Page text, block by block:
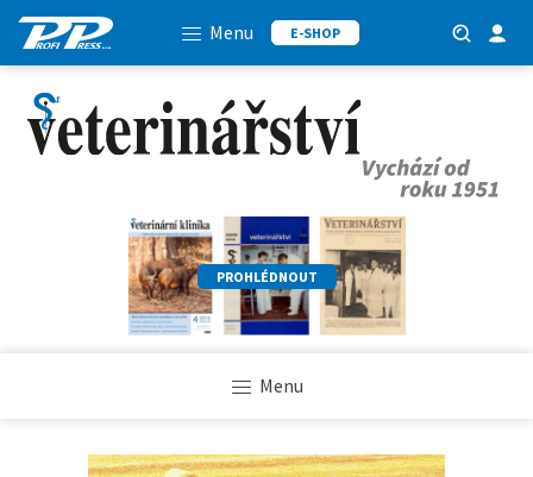
Menu E-SHOP
PROHLÉDNOUT
Menu